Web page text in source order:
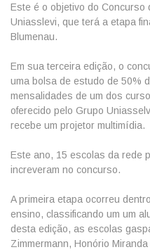
Este é o objetivo do Concurso
Uniasslevi, que terá a etapa
Blumenau.
Em sua terceira edição, o
uma bolsa de estudo de 50%
mensalidades de um dos
oferecido pelo Grupo
recebe um projetor multimídia.
Este ano, 15 escolas da rede
increveram no concurso.
A primeira etapa ocorreu
ensino, classificando um um
desta edição, as escolas
Zimmermann, Honório